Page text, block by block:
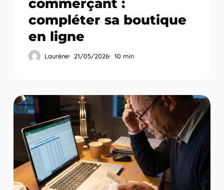
commerçant :
compléter sa boutique
en ligne
Laurène 21/05/2026 10 min
Historique
transactions
consulter
et
exporter
ses